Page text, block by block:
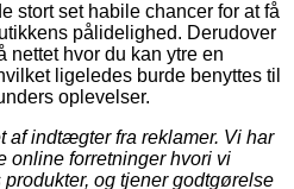
stort set habile chancer for at få
pålidelighed. Derudover
nettet hvor du kan ytre en
ligeledes burde benyttes til
oplevelser.
af indtægter fra reklamer. Vi har
online forretninger hvori vi
og tjener godtgørelse